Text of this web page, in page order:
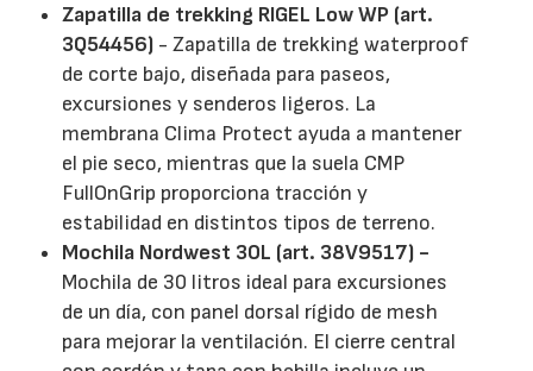
Zapatilla de trekking RIGEL Low WP (art.
3Q54456) - Zapatilla de trekking waterproof
de corte bajo, diseñada para paseos,
excursiones y senderos ligeros. La
membrana Clima Protect ayuda a mantener
el pie seco, mientras que la suela CMP
FullOnGrip proporciona tracción y
estabilidad en distintos tipos de terreno.
Mochila Nordwest 30L (art. 38V9517) -
Mochila de 30 litros ideal para excursiones
de un día, con panel dorsal rígido de mesh
para mejorar la ventilación. El cierre central